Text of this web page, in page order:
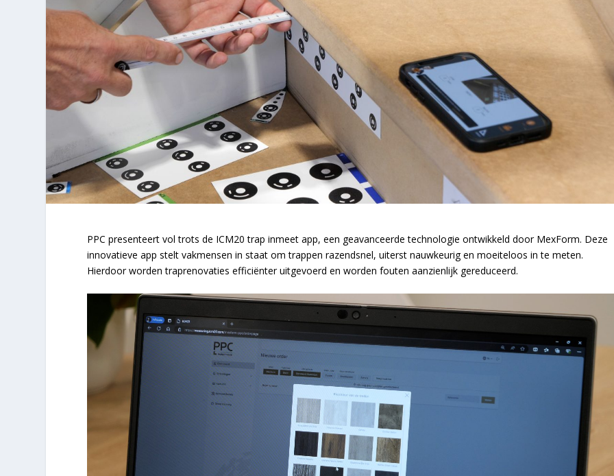
PPC presenteert vol trots de ICM20 trap inmeet app, een geavanceerde technologie ontwikkeld door MexForm. Deze
innovatieve app stelt vakmensen in staat om trappen razendsnel, uiterst nauwkeurig en moeiteloos in te meten.
Hierdoor worden traprenovaties efficiënter uitgevoerd en worden fouten aanzienlijk gereduceerd.